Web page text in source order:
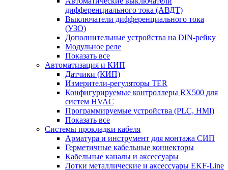
дифференциального тока (АВДТ)
Выключатели дифференциального тока
(УЗО)
Дополнительные устройства на DIN-рейку
Модульное реле
Показать все
Автоматизация и КИП
Датчики (КИП)
Измерители-регуляторы TER
Конфигурируемые контроллеры RX500 для
систем HVAC
Программируемые устройства (PLC, HMI)
Показать все
Системы прокладки кабеля
Арматура и инструмент для монтажа СИП
Герметичные кабельные коннекторы
Кабельные каналы и аксессуары
Лотки металлические и аксессуары EKF-Line